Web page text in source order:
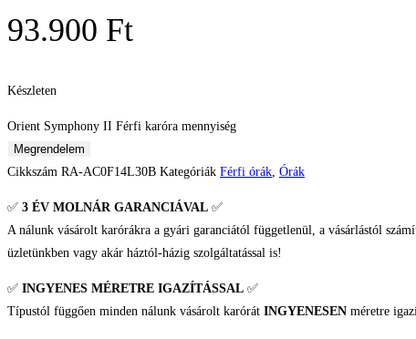
93.900 Ft
Készleten
Orient Symphony II Férfi karóra mennyiség
Megrendelem
Cikkszám RA-AC0F14L30B Kategóriák Férfi órák, Órák
✅ 3 ÉV MOLNÁR GARANCIÁVAL ✅
A nálunk vásárolt karórákra a gyári garanciától függetlenül, a vásárlástól
üzletünkben vagy akár háztól-házig szolgáltatással is!
✅ INGYENES MÉRETRE IGAZÍTÁSSAL ✅
Típustól függően minden nálunk vásárolt karórát INGYENESEN méretre